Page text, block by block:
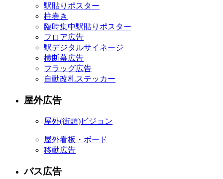
駅貼りポスター
柱巻き
臨時集中駅貼りポスター
フロア広告
駅デジタルサイネージ
横断幕広告
フラッグ広告
自動改札ステッカー
屋外広告
屋外(街頭)ビジョン
屋外看板・ボード
移動広告
バス広告